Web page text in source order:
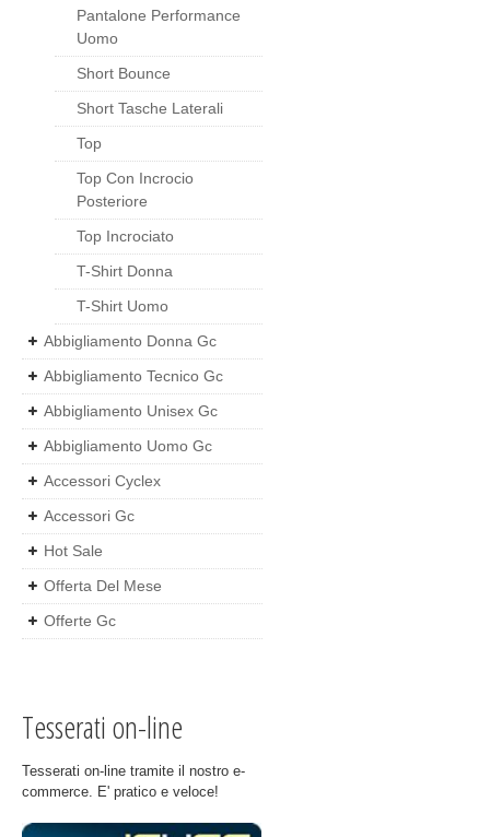
Pantalone Performance
Uomo
Short Bounce
Short Tasche Laterali
Top
Top Con Incrocio
Posteriore
Top Incrociato
T-Shirt Donna
T-Shirt Uomo
Abbigliamento Donna Gc
Abbigliamento Tecnico Gc
Abbigliamento Unisex Gc
Abbigliamento Uomo Gc
Accessori Cyclex
Accessori Gc
Hot Sale
Offerta Del Mese
Offerte Gc
Tesserati on-line
Tesserati on-line tramite il nostro e-
commerce. E' pratico e veloce!